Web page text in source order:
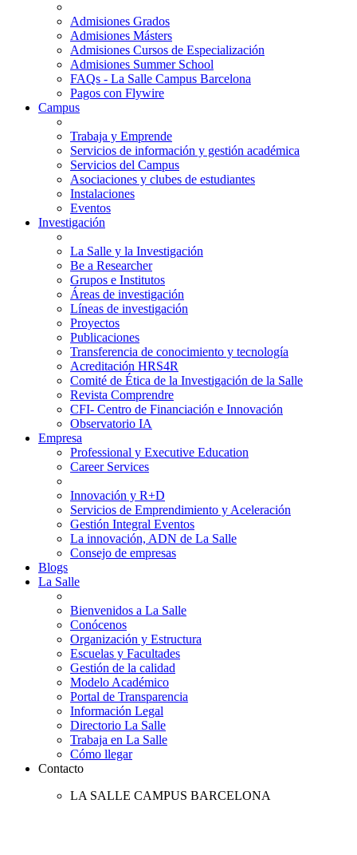
Admisiones Grados
Admisiones Másters
Admisiones Cursos de Especialización
Admisiones Summer School
FAQs - La Salle Campus Barcelona
Pagos con Flywire
Campus
Trabaja y Emprende
Servicios de información y gestión académica
Servicios del Campus
Asociaciones y clubes de estudiantes
Instalaciones
Eventos
Investigación
La Salle y la Investigación
Be a Researcher
Grupos e Institutos
Áreas de investigación
Líneas de investigación
Proyectos
Publicaciones
Transferencia de conocimiento y tecnología
Acreditación HRS4R
Comité de Ética de la Investigación de la Salle
Revista Comprendre
CFI- Centro de Financiación e Innovación
Observatorio IA
Empresa
Professional y Executive Education
Career Services
Innovación y R+D
Servicios de Emprendimiento y Aceleración
Gestión Integral Eventos
La innovación, ADN de La Salle
Consejo de empresas
Blogs
La Salle
Bienvenidos a La Salle
Conócenos
Organización y Estructura
Escuelas y Facultades
Gestión de la calidad
Modelo Académico
Portal de Transparencia
Información Legal
Directorio La Salle
Trabaja en La Salle
Cómo llegar
Contacto
LA SALLE CAMPUS BARCELONA